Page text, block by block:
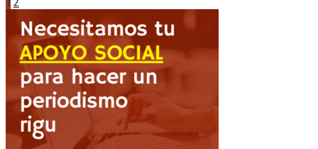
Paginación
de
entradas
1 2